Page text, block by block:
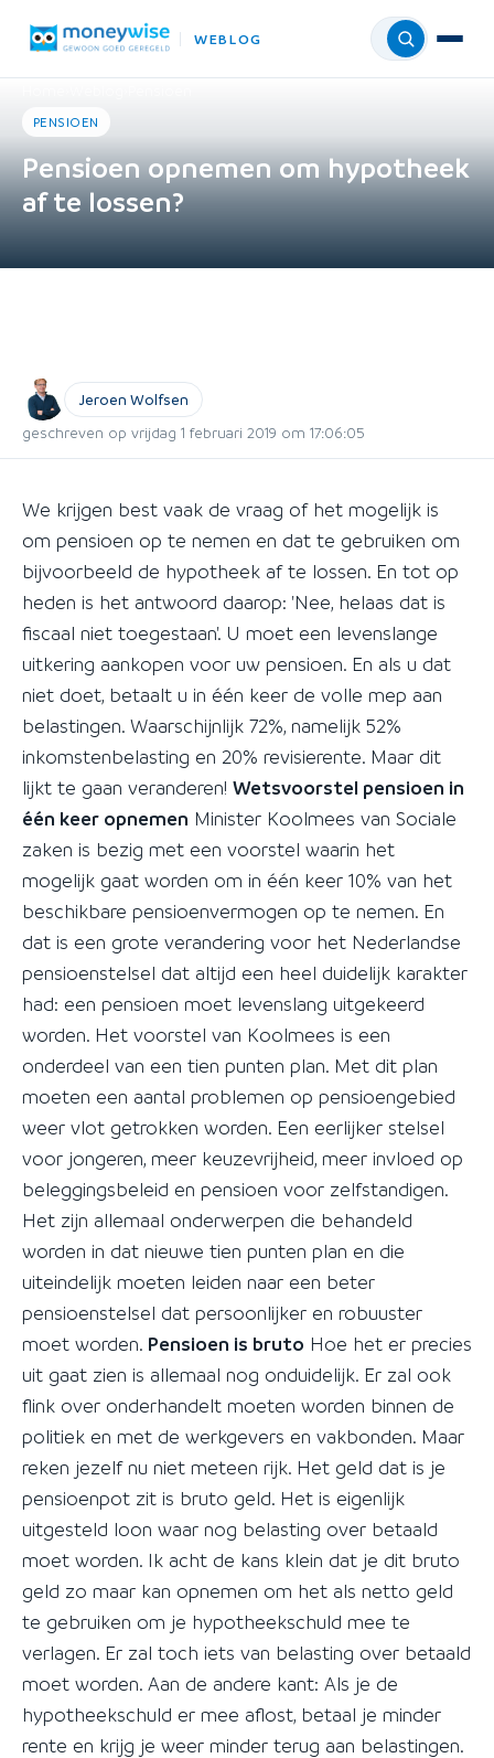
WEBLOG Menu
PENSIOEN
Pensioen opnemen om hypotheek
af te lossen?
Jeroen Wolfsen
geschreven op vrijdag 1 februari 2019 om 17:06:05
We krijgen best vaak de vraag of het mogelijk is
om pensioen op te nemen en dat te gebruiken om
bijvoorbeeld de hypotheek af te lossen. En tot op
heden is het antwoord daarop: 'Nee, helaas dat is
fiscaal niet toegestaan'. U moet een levenslange
uitkering aankopen voor uw pensioen. En als u dat
niet doet, betaalt u in één keer de volle mep aan
belastingen. Waarschijnlijk 72%, namelijk 52%
inkomstenbelasting en 20% revisierente. Maar dit
lijkt te gaan veranderen! Wetsvoorstel pensioen in
één keer opnemen Minister Koolmees van Sociale
zaken is bezig met een voorstel waarin het
mogelijk gaat worden om in één keer 10% van het
beschikbare pensioenvermogen op te nemen. En
dat is een grote verandering voor het Nederlandse
pensioenstelsel dat altijd een heel duidelijk karakter
had: een pensioen moet levenslang uitgekeerd
worden. Het voorstel van Koolmees is een
onderdeel van een tien punten plan. Met dit plan
moeten een aantal problemen op pensioengebied
weer vlot getrokken worden. Een eerlijker stelsel
voor jongeren, meer keuzevrijheid, meer invloed op
beleggingsbeleid en pensioen voor zelfstandigen.
Het zijn allemaal onderwerpen die behandeld
worden in dat nieuwe tien punten plan en die
uiteindelijk moeten leiden naar een beter
pensioenstelsel dat persoonlijker en robuuster
moet worden. Pensioen is bruto Hoe het er precies
uit gaat zien is allemaal nog onduidelijk. Er zal ook
flink over onderhandelt moeten worden binnen de
politiek en met de werkgevers en vakbonden. Maar
reken jezelf nu niet meteen rijk. Het geld dat is je
pensioenpot zit is bruto geld. Het is eigenlijk
uitgesteld loon waar nog belasting over betaald
moet worden. Ik acht de kans klein dat je dit bruto
geld zo maar kan opnemen om het als netto geld
te gebruiken om je hypotheekschuld mee te
verlagen. Er zal toch iets van belasting over betaald
moet worden. Aan de andere kant: Als je de
hypotheekschuld er mee aflost, betaal je minder
rente en krijg je weer minder terug aan belastingen.